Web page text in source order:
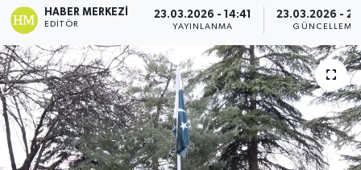
HABER MERKEZI
EDITÖR
23.03.2026 - 14:41
YAYINLANMA
23.03.2026 -
GÜNCELLEME
Gordion